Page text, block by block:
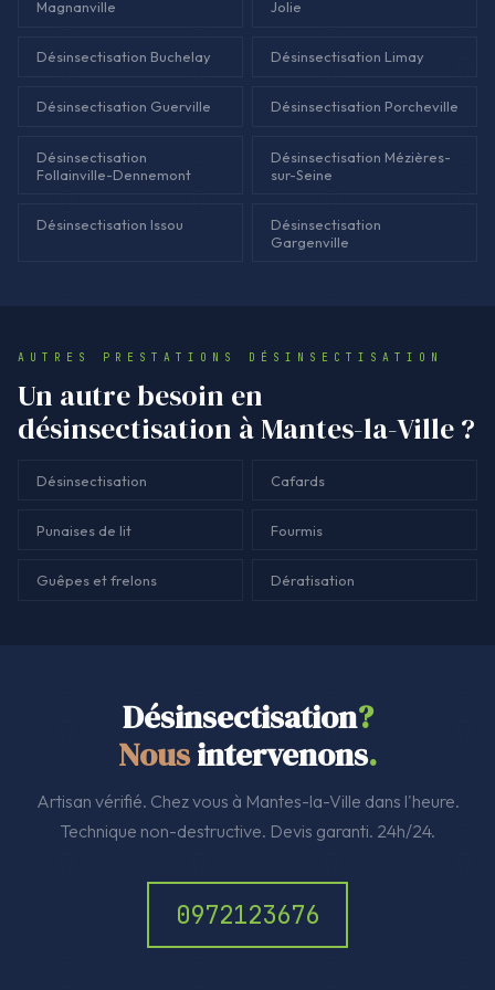
Magnanville
Jolie
Désinsectisation Buchelay Désinsectisation Limay
Désinsectisation Guerville Désinsectisation Porcheville
Désinsectisation
Follainville-Dennemont
Désinsectisation Mézières-
sur-Seine
Désinsectisation Issou
Désinsectisation
Gargenville
AUTRES PRESTATIONS DÉSINSECTISATION
Un autre besoin en
désinsectisation à Mantes-la-Ville ?
Désinsectisation Cafards
Punaises de lit Fourmis
Guêpes et frelons Dératisation
Désinsectisation?
Nousintervenons.
Artisan vérifié. Chez vous à Mantes-la-Ville dans l'heure.
Technique non-destructive. Devis garanti. 24h/24.
0972123676